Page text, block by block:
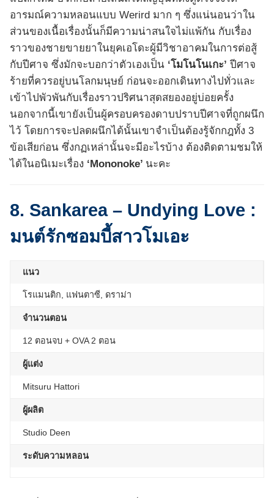
อารมณ์ความหลอนแบบ Werird มาก ๆ ซึ่งแน่นอนว่าใน
ส่วนของเนื้อเรื่องนั้นก็มีความน่าสนใจไม่แพ้กัน กับเรื่อง
ราวของชายขายยาในยุคเอโดะผู้มีวิชาอาคมในการต่อสู้
กับปีศาจ ซึ่งมักจะบอกว่าตัวเองเป็น ‘โมโนโนเกะ’ ปีศาจ
ร้ายที่ควรอยู่บนโลกมนุษย์ ก่อนจะออกเดินทางไปทั่วและ
เข้าไปพัวพันกับเรื่องราวปริศนาสุดสยองอยู่บ่อยครั้ง
นอกจากนี้เขายังเป็นผู้ครอบครองดาบปราบปีศาจที่ถูกผนึก
ไว้ โดยการจะปลดผนึกได้นั้นเขาจำเป็นต้องรู้จักกฎทั้ง 3
ข้อเสียก่อน ซึ่งกฏเหล่านั้นจะมีอะไรบ้าง ต้องติดตามชมให้
ได้ในอนิเมะเรื่อง ‘Mononoke’ นะคะ
8. Sankarea – Undying Love :
มนต์รักซอมบี้สาวโมเอะ
แนว
โรแมนติก, แฟนตาซี, ดราม่า
จำนวนตอน
12 ตอนจบ + OVA 2 ตอน
ผู้แต่ง
Mitsuru Hattori
ผู้ผลิต
Studio Deen
ระดับความหลอน